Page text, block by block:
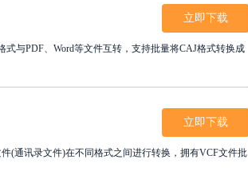
与PDF、Word等文件互转，支持批量将CAJ格式转换成
立即下载
通讯录文件)在不同格式之间进行转换，拥有VCF文件批
立即下载